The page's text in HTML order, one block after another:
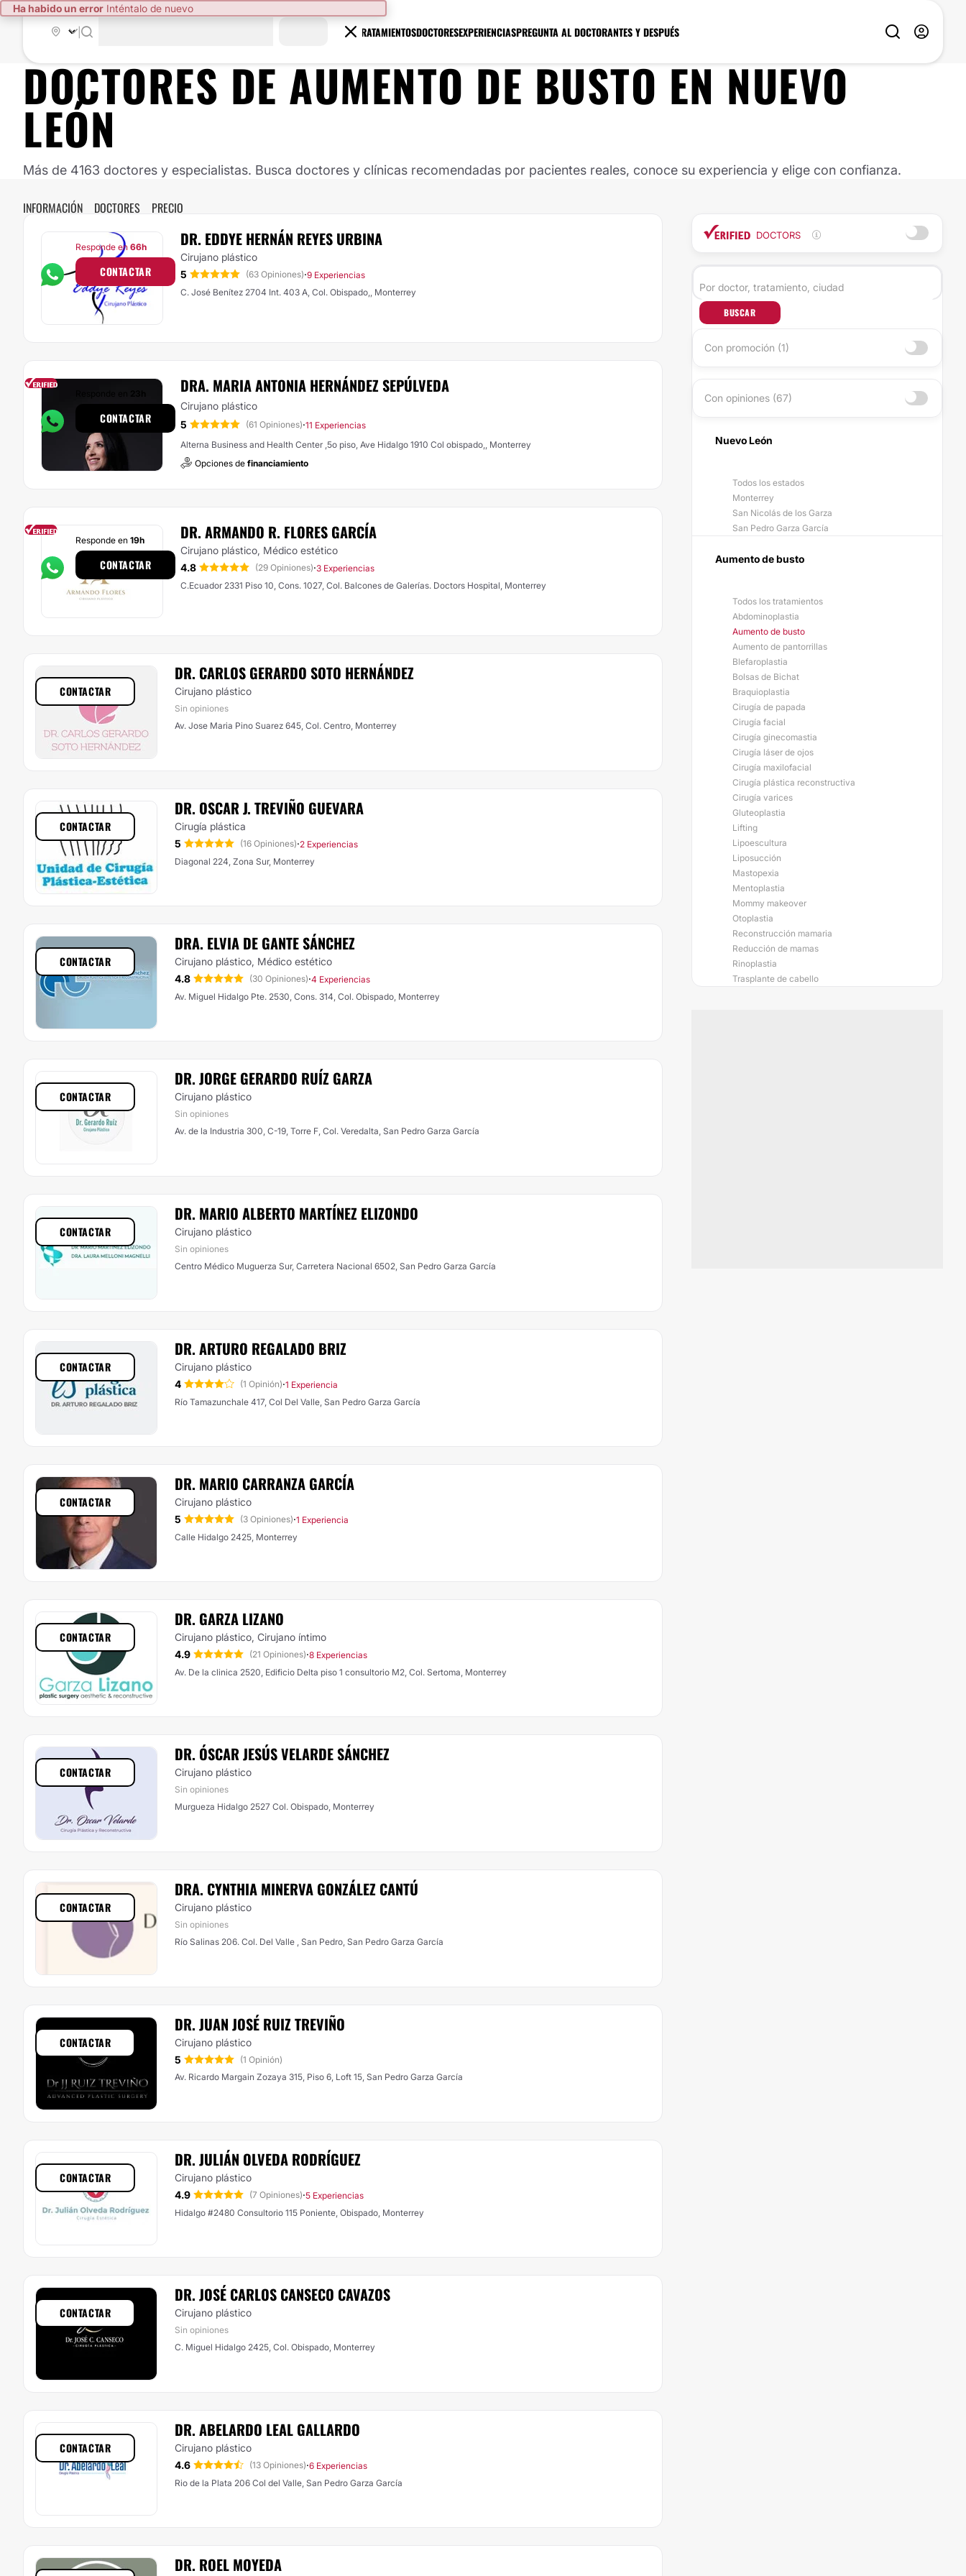
Ha habido un error Inténtalo de nuevo
TRATAMIENTOSDOCTORESEXPERIENCIASPREGUNTA AL DOCTORANTES Y DESPUÉS
DOCTORES DEAUMENTO DE BUSTOENNUEVO
LEÓN
Más de 4163 doctores y especialistas. Busca doctores y clínicas recomendadas por pacientes reales, conoce su experiencia y elige con confianza.
INFORMACIÓN DOCTORES PRECIO
DR. EDDYE HERNÁN REYES URBINA
Cirujano plástico
5
(63 Opiniones)·9 Experiencias
C. José Benítez 2704 Int. 403 A, Col. Obispado,, Monterrey
Responde en 66h
CONTACTAR
DRA. MARIA ANTONIA HERNÁNDEZ SEPÚLVEDA
Cirujano plástico
5
(61 Opiniones)·11 Experiencias
Alterna Business and Health Center ,5o piso, Ave Hidalgo 1910 Col obispado,, Monterrey
Opciones de financiamiento
CONTACTAR
DR. ARMANDO R. FLORES GARCÍA
Cirujano plástico, Médico estético
4.8
(29 Opiniones)·3 Experiencias
C.Ecuador 2331 Piso 10, Cons. 1027, Col. Balcones de Galerías. Doctors Hospital, Monterrey
Responde en 19h
CONTACTAR
DR. CARLOS GERARDO SOTO HERNÁNDEZ
Cirujano plástico
Sin opiniones
Av. Jose Maria Pino Suarez 645, Col. Centro, Monterrey
CONTACTAR
DR. OSCAR J. TREVIÑO GUEVARA
Cirugía plástica
5
(16 Opiniones)·2 Experiencias
Diagonal 224, Zona Sur, Monterrey
CONTACTAR
DRA. ELVIA DE GANTE SÁNCHEZ
Cirujano plástico, Médico estético
4.8
(30 Opiniones)·4 Experiencias
Av. Miguel Hidalgo Pte. 2530, Cons. 314, Col. Obispado, Monterrey
CONTACTAR
DR. JORGE GERARDO RUÍZ GARZA
Cirujano plástico
Sin opiniones
Av. de la Industria 300, C-19, Torre F, Col. Veredalta, San Pedro Garza García
CONTACTAR
DR. MARIO ALBERTO MARTÍNEZ ELIZONDO
Cirujano plástico
Sin opiniones
Centro Médico Muguerza Sur, Carretera Nacional 6502, San Pedro Garza García
CONTACTAR
DR. ARTURO REGALADO BRIZ
Cirujano plástico
4
(1 Opinión)·1 Experiencia
Río Tamazunchale 417, Col Del Valle, San Pedro Garza García
CONTACTAR
DR. MARIO CARRANZA GARCÍA
Cirujano plástico
5
(3 Opiniones)·1 Experiencia
Calle Hidalgo 2425, Monterrey
CONTACTAR
DR. GARZA LIZANO
Cirujano plástico, Cirujano íntimo
4.9
(21 Opiniones)·8 Experiencias
Av. De la clinica 2520, Edificio Delta piso 1 consultorio M2, Col. Sertoma, Monterrey
CONTACTAR
DR. ÓSCAR JESÚS VELARDE SÁNCHEZ
Cirujano plástico
Sin opiniones
Murgueza Hidalgo 2527 Col. Obispado, Monterrey
CONTACTAR
DRA. CYNTHIA MINERVA GONZÁLEZ CANTÚ
Cirujano plástico
Sin opiniones
Río Salinas 206. Col. Del Valle , San Pedro, San Pedro Garza García
CONTACTAR
DR. JUAN JOSÉ RUIZ TREVIÑO
Cirujano plástico
5
(1 Opinión)
Av. Ricardo Margain Zozaya 315, Piso 6, Loft 15, San Pedro Garza García
CONTACTAR
DR. JULIÁN OLVEDA RODRÍGUEZ
Cirujano plástico
4.9
(7 Opiniones)·5 Experiencias
Hidalgo #2480 Consultorio 115 Poniente, Obispado, Monterrey
CONTACTAR
DR. JOSÉ CARLOS CANSECO CAVAZOS
Cirujano plástico
Sin opiniones
C. Miguel Hidalgo 2425, Col. Obispado, Monterrey
CONTACTAR
DR. ABELARDO LEAL GALLARDO
Cirujano plástico
4.6
(13 Opiniones)·6 Experiencias
Rio de la Plata 206 Col del Valle, San Pedro Garza García
CONTACTAR
DR. ROEL MOYEDA
DOCTORS
BUSCAR
Con promoción (1)
Con opiniones (67)
Nuevo León
Todos los estados
Monterrey
San Nicolás de los Garza
San Pedro Garza García
Aumento de busto
Todos los tratamientos
Abdominoplastia
Aumento de busto
Aumento de pantorrillas
Blefaroplastia
Bolsas de Bichat
Braquioplastia
Cirugía de papada
Cirugía facial
Cirugía ginecomastia
Cirugía láser de ojos
Cirugía maxilofacial
Cirugía plástica reconstructiva
Cirugía varices
Gluteoplastia
Lifting
Lipoescultura
Liposucción
Mastopexia
Mentoplastia
Mommy makeover
Otoplastia
Reconstrucción mamaria
Reducción de mamas
Rinoplastia
Trasplante de cabello